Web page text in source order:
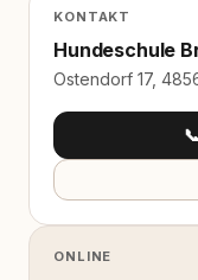
KONTAKT
Hundeschule
Ostendorf 17,
📞
ONLINE